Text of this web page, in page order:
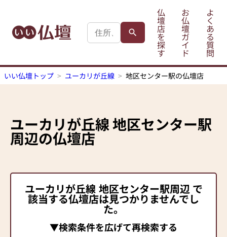
仏
壇
店
を
探
す
お
仏
壇
ガ
イ
ド
よ
く
あ
る
質
問
いい仏壇トップ ユーカリが丘線 地区センター駅の仏壇店
ユーカリが丘線地区センター駅
周辺の仏壇店
ユーカリが丘線 地区センター駅周辺 で
該当する仏壇店は見つかりませんでし
た。
▼検索条件を広げて再検索する